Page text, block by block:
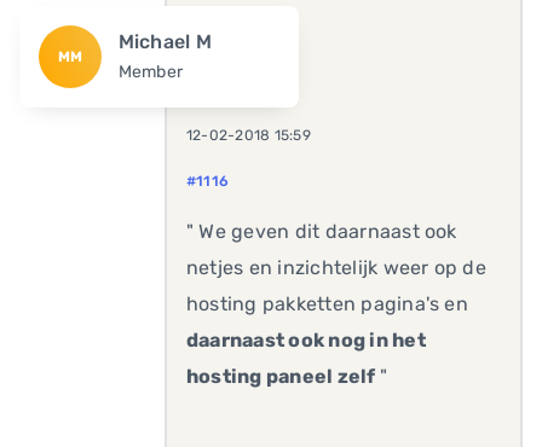
MM
Michael M
Member
12-02-2018 15:59
#1116
" We geven dit daarnaast ook
netjes en inzichtelijk weer op de
hosting pakketten pagina's en
daarnaast ook nog in het
hosting paneel zelf "